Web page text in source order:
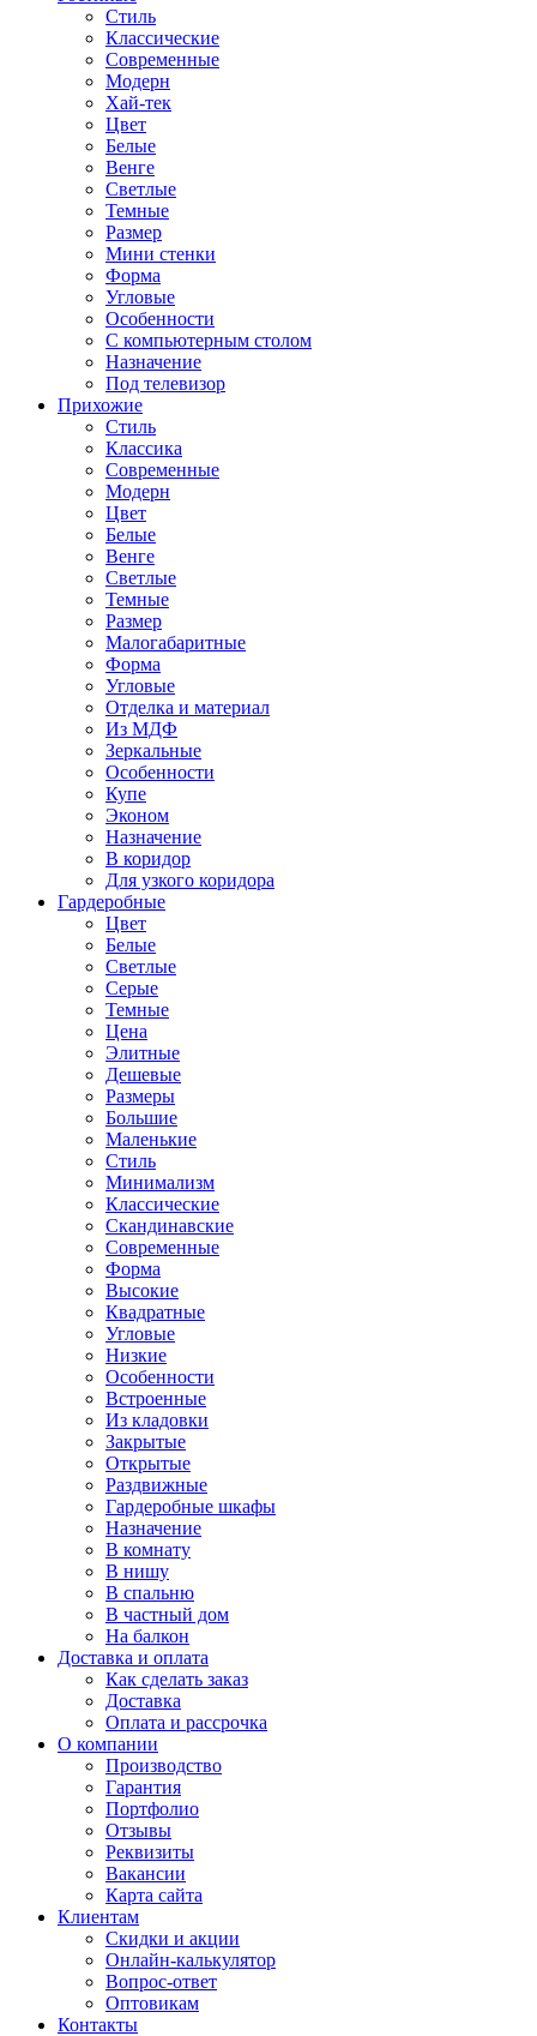
Стиль
Классические
Современные
Модерн
Хай-тек
Цвет
Белые
Венге
Светлые
Темные
Размер
Мини стенки
Форма
Угловые
Особенности
С компьютерным столом
Назначение
Под телевизор
Прихожие
Стиль
Классика
Современные
Модерн
Цвет
Белые
Венге
Светлые
Темные
Размер
Малогабаритные
Форма
Угловые
Отделка и материал
Из МДФ
Зеркальные
Особенности
Купе
Эконом
Назначение
В коридор
Для узкого коридора
Гардеробные
Цвет
Белые
Светлые
Серые
Темные
Цена
Элитные
Дешевые
Размеры
Большие
Маленькие
Стиль
Минимализм
Классические
Скандинавские
Современные
Форма
Высокие
Квадратные
Угловые
Низкие
Особенности
Встроенные
Из кладовки
Закрытые
Открытые
Раздвижные
Гардеробные шкафы
Назначение
В комнату
В нишу
В спальню
В частный дом
На балкон
Доставка и оплата
Как сделать заказ
Доставка
Оплата и рассрочка
О компании
Производство
Гарантия
Портфолио
Отзывы
Реквизиты
Вакансии
Карта сайта
Клиентам
Скидки и акции
Онлайн-калькулятор
Вопрос-ответ
Оптовикам
Контакты